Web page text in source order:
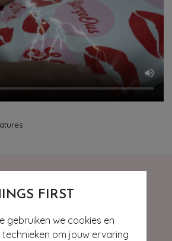
FIRST
gebruiken we cookies en
om jouw ervaring
gorgeous